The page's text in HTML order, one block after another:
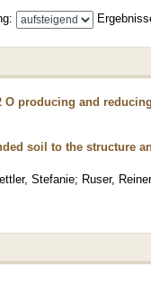
O producing and
soil to the structure
Stefanie; Ruser, Reiner